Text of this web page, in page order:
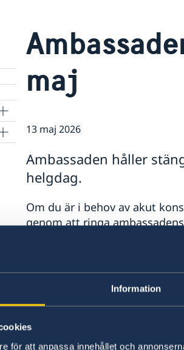
Information
för att anpassa innehållet och
maj
13 maj 2026
Ambassaden håller
helgdag.
Om du är i behov av akut
genom att ringa
Ambassaden öppnar igen
Senast uppdaterad 13 maj 2026,